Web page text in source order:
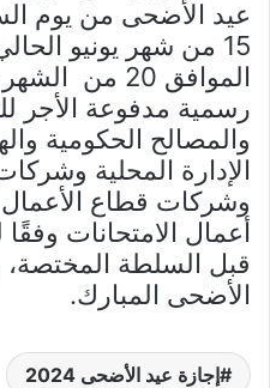
عيد الأضحى من يوم
15 من شهر يونيو
الموافق 20
رسمية مدفوعة الأجر
والمصالح الحكومية
الإدارة المحلية
وشركات قطاع الأعمال
أعمال الامتحانات
قبل السلطة المختصة،
الأضحى المبارك.
إجازة عيد الأضحى 2024